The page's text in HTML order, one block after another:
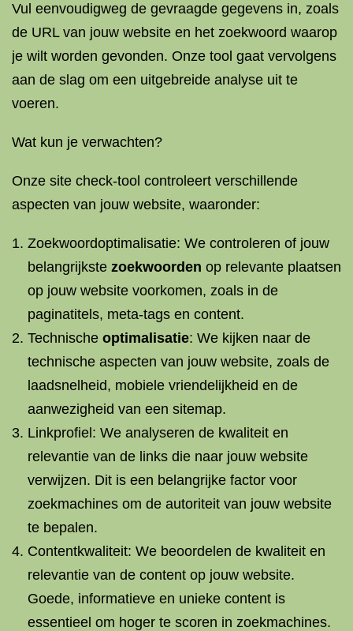
Vul eenvoudigweg de gevraagde gegevens in, zoals
de URL van jouw website en het zoekwoord waarop
je wilt worden gevonden. Onze tool gaat vervolgens
aan de slag om een uitgebreide analyse uit te
voeren.
Wat kun je verwachten?
Onze site check-tool controleert verschillende
aspecten van jouw website, waaronder:
Zoekwoordoptimalisatie: We controleren of jouw
belangrijkste zoekwoorden op relevante plaatsen
op jouw website voorkomen, zoals in de
paginatitels, meta-tags en content.
Technische optimalisatie: We kijken naar de
technische aspecten van jouw website, zoals de
laadsnelheid, mobiele vriendelijkheid en de
aanwezigheid van een sitemap.
Linkprofiel: We analyseren de kwaliteit en
relevantie van de links die naar jouw website
verwijzen. Dit is een belangrijke factor voor
zoekmachines om de autoriteit van jouw website
te bepalen.
Contentkwaliteit: We beoordelen de kwaliteit en
relevantie van de content op jouw website.
Goede, informatieve en unieke content is
essentieel om hoger te scoren in zoekmachines.